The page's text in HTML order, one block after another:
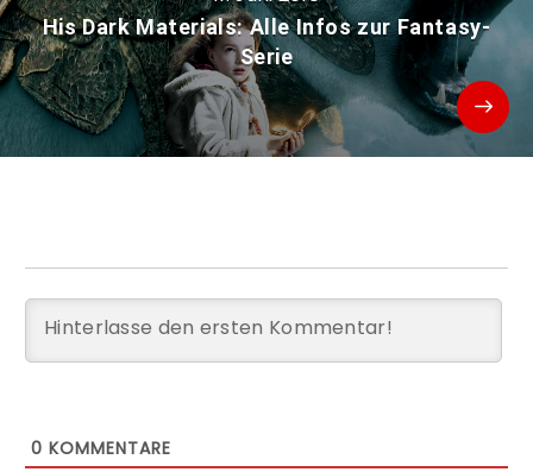
His Dark Materials: Alle Infos zur Fantasy-
Serie
0 KOMMENTARE